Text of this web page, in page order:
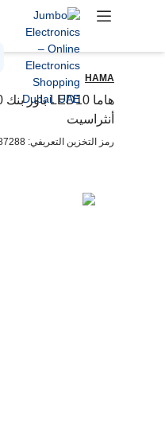
HAMA
أنثراسيت
رمز التخزين التعريفي: HAM-187288